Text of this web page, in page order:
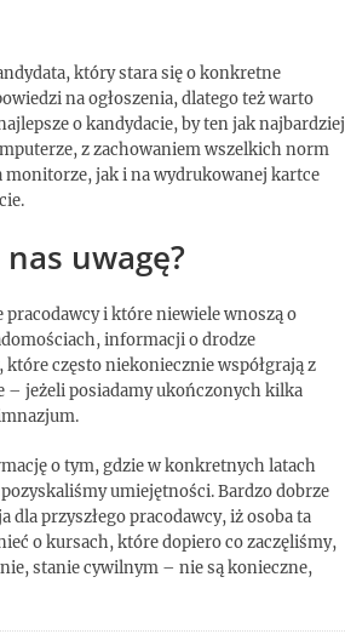
który stara się o konkretne
na ogłoszenia, dlatego też warto
o kandydacie, by ten jak najbardziej
z zachowaniem wszelkich norm
jak i na wydrukowanej kartce
uwagę?
pracodawcy i które niewiele wnoszą o
informacji o drodze
często niekoniecznie współgrają z
– jeżeli posiadamy ukończonych kilka
o tym, gdzie w konkretnych latach
umiejętności. Bardzo dobrze
przyszłego pracodawcy, iż osoba ta
o kursach, które dopiero co zaczęliśmy,
stanie cywilnym – nie są konieczne,